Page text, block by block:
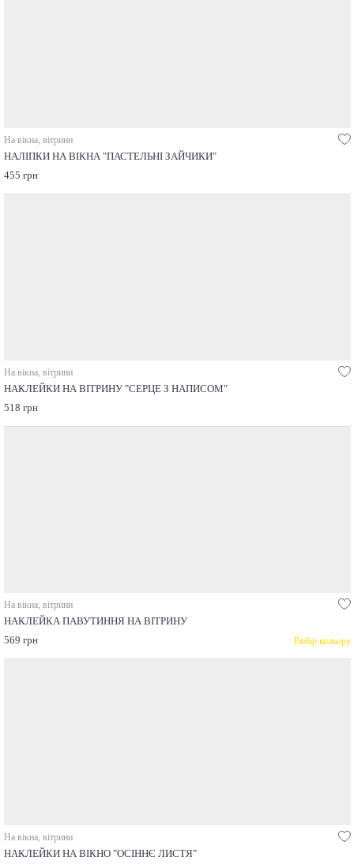
На вікна, вітрини
НАЛІПКИ НА ВІКНА "ПАСТЕЛЬНІ ЗАЙЧИКИ"
455 грн
На вікна, вітрини
НАКЛЕЙКИ НА ВІТРИНУ "СЕРЦЕ З НАПИСОМ"
518 грн
На вікна, вітрини
НАКЛЕЙКА ПАВУТИННЯ НА ВІТРИНУ
569 грн
Вибір кольору
На вікна, вітрини
НАКЛЕЙКИ НА ВІКНО "ОСІННЄ ЛИСТЯ"